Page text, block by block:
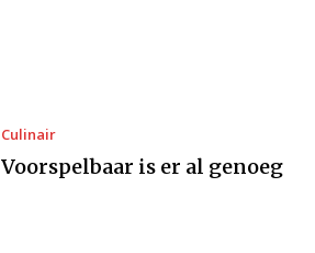
Culinair
Voorspelbaar is er al genoeg